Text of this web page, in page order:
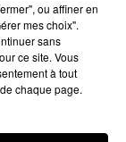
DU
ou affiner en
mes choix".
sans
ce site. Vous
à tout
chaque page.